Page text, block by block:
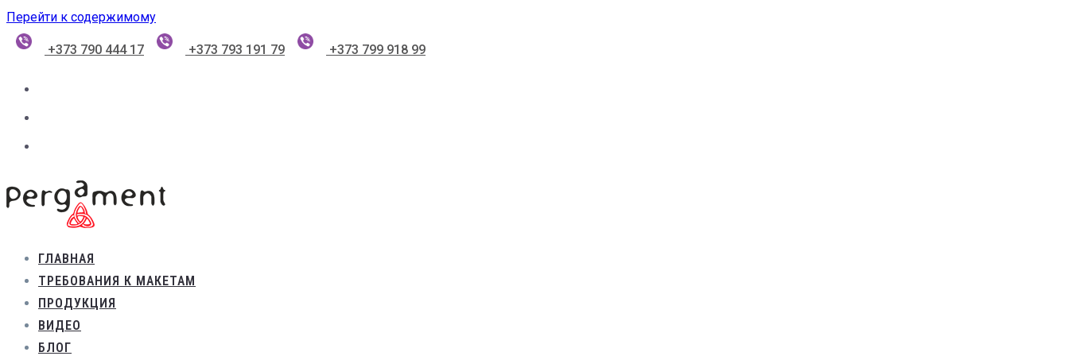
Перейти к содержимому
+373 790 444 17 +373 793 191 79 +373 799 918 99
ГЛАВНАЯ
ТРЕБОВАНИЯ К МАКЕТАМ
ПРОДУКЦИЯ
ВИДЕО
БЛОГ